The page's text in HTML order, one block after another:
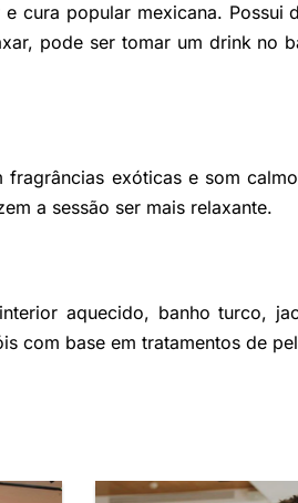
cura popular mexicana. Possui
pode ser tomar um drink no
exóticas e som
a sessão ser mais relaxante.
aquecido, banho turco,
com base em tratamentos de